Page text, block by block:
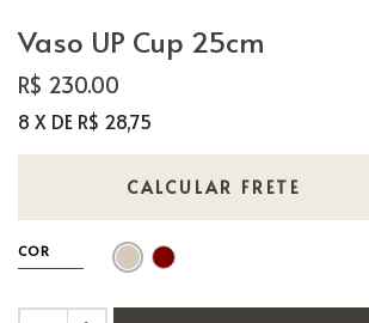
Vaso UP Cup 25cm
R$ 230.00
8 X DE R$ 28,75
CALCULAR FRETE
COR